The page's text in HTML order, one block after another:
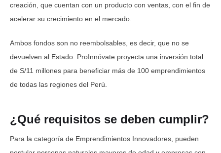
creación, que cuentan con un producto con ventas, con el fin de
acelerar su crecimiento en el mercado.
Ambos fondos son no reembolsables, es decir, que no se
devuelven al Estado. ProInnóvate proyecta una inversión total
de S/11 millones para beneficiar más de 100 emprendimientos
de todas las regiones del Perú.
¿Qué requisitos se deben cumplir?
Para la categoría de Emprendimientos Innovadores, pueden